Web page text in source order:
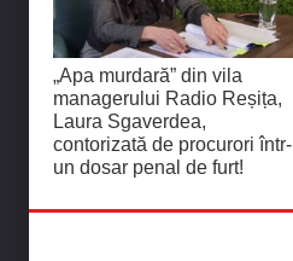
„Apa murdară” din vila
managerului Radio Reșița,
Laura Sgaverdea,
contorizată de procurori într-
un dosar penal de furt!